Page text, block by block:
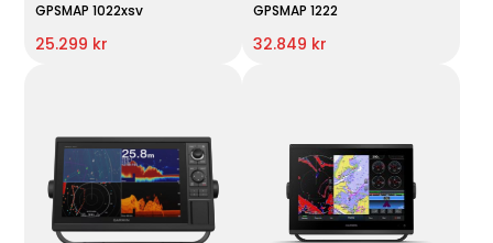
GPSMAP 1022xsv
25.299 kr
GPSMAP 1222
32.849 kr